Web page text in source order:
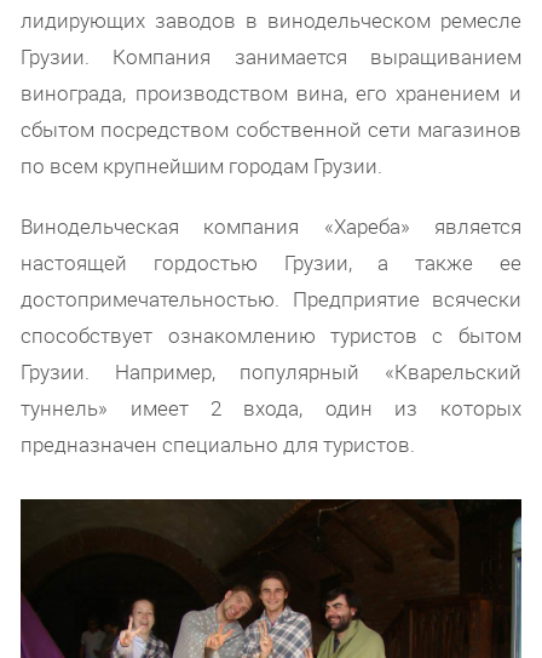
лидирующих заводов в винодельческом ремесле
Грузии. Компания занимается выращиванием
винограда, производством вина, его хранением и
сбытом посредством собственной сети магазинов
по всем крупнейшим городам Грузии.
Винодельческая компания «Хареба» является
настоящей гордостью Грузии, а также ее
достопримечательностью. Предприятие всячески
способствует ознакомлению туристов с бытом
Грузии. Например, популярный «Кварельский
туннель» имеет 2 входа, один из которых
предназначен специально для туристов.